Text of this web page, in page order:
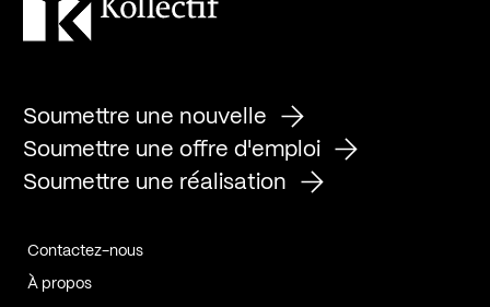
Soumettre une nouvelle
Soumettre une offre d'emploi
Soumettre une réalisation
Contactez-nous
À propos